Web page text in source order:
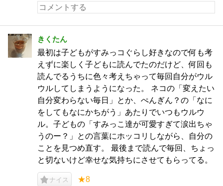
きくたん
最初は子どもがすみっコぐらし好きなので何も考
えずに楽しく子どもに読んでたのだけど、何回も
読んでるうちに色々考えちゃって毎回自分がウル
ウルしてしまうようになった。 ネコの「変えたい
自分変わらない毎日」とか、ぺんぎん？の「なに
をしてもなにかちがう」あたりでいつもウルウ
ル。子どもの「すみっこ達が可愛すぎて涙出ちゃ
うのー？」との言葉にホッコリしながら、自分の
ことを見つめ直す。 最後まで読んで毎回、ちょっ
と切ないけど幸せな気持ちにさせてもらってる。
ナイス ★8